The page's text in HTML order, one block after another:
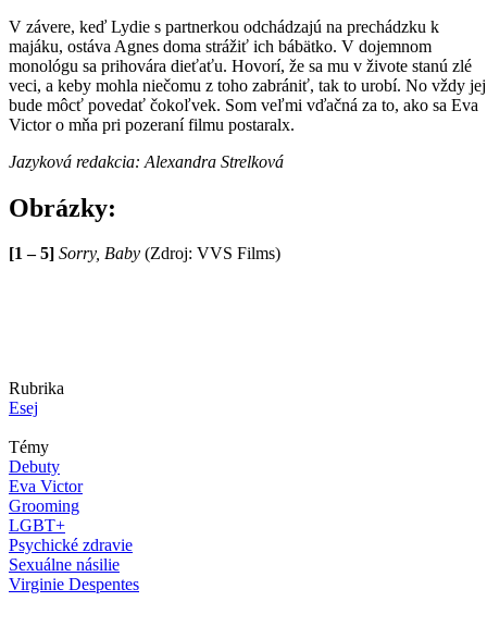
V závere, keď Lydie s partnerkou odchádzajú na prechádzku k
majáku, ostáva Agnes doma strážiť ich bábätko. V dojemnom
monológu sa prihovára dieťaťu. Hovorí, že sa mu v živote stanú zlé
veci, a keby mohla niečomu z toho zabrániť, tak to urobí. No vždy jej
bude môcť povedať čokoľvek. Som veľmi vďačná za to, ako sa Eva
Victor o mňa pri pozeraní filmu postaralx.
Jazyková redakcia: Alexandra Strelková
Obrázky:
[1 – 5] Sorry, Baby (Zdroj: VVS Films)
Rubrika
Esej
Témy
Debuty
Eva Victor
Grooming
LGBT+
Psychické zdravie
Sexuálne násilie
Virginie Despentes